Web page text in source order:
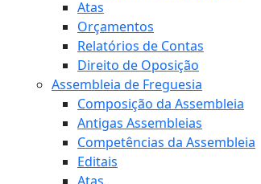
Atas
Orçamentos
Relatórios de Contas
Direito de Oposição
Assembleia de Freguesia
Composição da Assembleia
Antigas Assembleias
Competências da Assembleia
Editais